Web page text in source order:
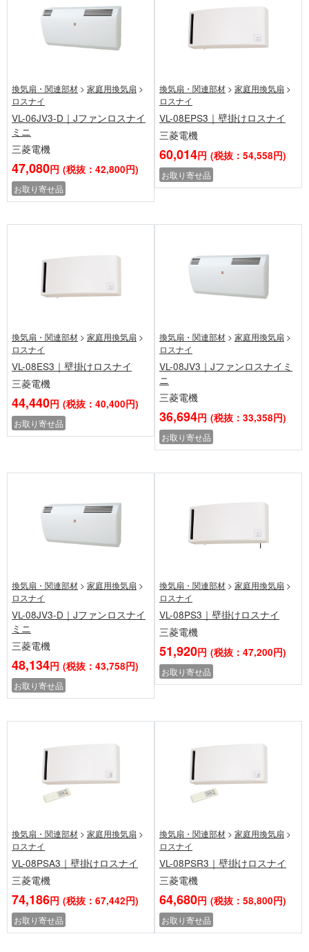
換気扇・関連部材 > 家庭用換気扇 >
ロスナイ
VL-06JV3-D｜Jファンロスナイ
ミニ
三菱電機
47,080円 (税抜：42,800円)
お取り寄せ品
換気扇・関連部材 > 家庭用換気扇 >
ロスナイ
VL-08EPS3｜壁掛けロスナイ
三菱電機
60,014円 (税抜：54,558円)
お取り寄せ品
換気扇・関連部材 > 家庭用換気扇 >
ロスナイ
VL-08ES3｜壁掛けロスナイ
三菱電機
44,440円 (税抜：40,400円)
お取り寄せ品
換気扇・関連部材 > 家庭用換気扇 >
ロスナイ
VL-08JV3｜Jファンロスナイミ
ニ
三菱電機
36,694円 (税抜：33,358円)
お取り寄せ品
換気扇・関連部材 > 家庭用換気扇 >
ロスナイ
VL-08JV3-D｜Jファンロスナイ
ミニ
三菱電機
48,134円 (税抜：43,758円)
お取り寄せ品
換気扇・関連部材 > 家庭用換気扇 >
ロスナイ
VL-08PS3｜壁掛けロスナイ
三菱電機
51,920円 (税抜：47,200円)
お取り寄せ品
換気扇・関連部材 > 家庭用換気扇 >
ロスナイ
VL-08PSA3｜壁掛けロスナイ
三菱電機
74,186円 (税抜：67,442円)
お取り寄せ品
換気扇・関連部材 > 家庭用換気扇 >
ロスナイ
VL-08PSR3｜壁掛けロスナイ
三菱電機
64,680円 (税抜：58,800円)
お取り寄せ品